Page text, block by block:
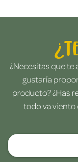
¿Necesitas que te
gustaría
producto? ¿Has
todo va viento